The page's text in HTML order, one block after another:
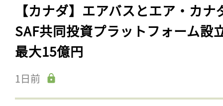
【カナダ】エアバスとエア・カナ
SAF共同投資プラットフォーム設
最大15億円
1日前